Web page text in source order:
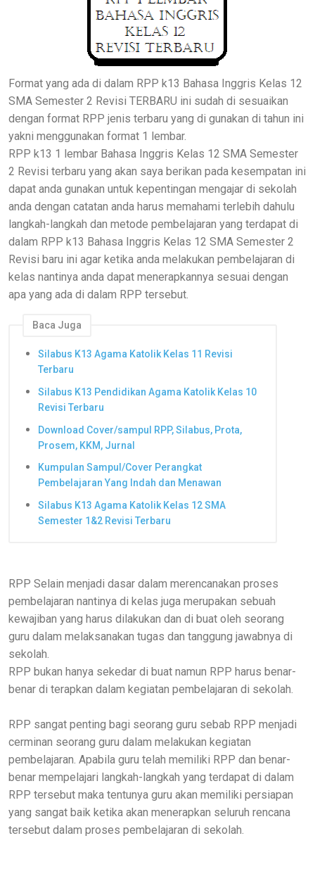
Format yang ada di dalam RPP k13 Bahasa Inggris Kelas 12
SMA Semester 2 Revisi TERBARU ini sudah di sesuaikan
dengan format RPP jenis terbaru yang di gunakan di tahun ini
yakni menggunakan format 1 lembar.
RPP k13 1 lembar Bahasa Inggris Kelas 12 SMA Semester
2 Revisi terbaru yang akan saya berikan pada kesempatan ini
dapat anda gunakan untuk kepentingan mengajar di sekolah
anda dengan catatan anda harus memahami terlebih dahulu
langkah-langkah dan metode pembelajaran yang terdapat di
dalam RPP k13 Bahasa Inggris Kelas 12 SMA Semester 2
Revisi baru ini agar ketika anda melakukan pembelajaran di
kelas nantinya anda dapat menerapkannya sesuai dengan
apa yang ada di dalam RPP tersebut.
Baca Juga
Silabus K13 Agama Katolik Kelas 11 Revisi
Terbaru
Silabus K13 Pendidikan Agama Katolik Kelas 10
Revisi Terbaru
Download Cover/sampul RPP, Silabus, Prota,
Prosem, KKM, Jurnal
Kumpulan Sampul/Cover Perangkat
Pembelajaran Yang Indah dan Menawan
Silabus K13 Agama Katolik Kelas 12 SMA
Semester 1&2 Revisi Terbaru
RPP Selain menjadi dasar dalam merencanakan proses
pembelajaran nantinya di kelas juga merupakan sebuah
kewajiban yang harus dilakukan dan di buat oleh seorang
guru dalam melaksanakan tugas dan tanggung jawabnya di
sekolah.
RPP bukan hanya sekedar di buat namun RPP harus benar-
benar di terapkan dalam kegiatan pembelajaran di sekolah.
RPP sangat penting bagi seorang guru sebab RPP menjadi
cerminan seorang guru dalam melakukan kegiatan
pembelajaran. Apabila guru telah memiliki RPP dan benar-
benar mempelajari langkah-langkah yang terdapat di dalam
RPP tersebut maka tentunya guru akan memiliki persiapan
yang sangat baik ketika akan menerapkan seluruh rencana
tersebut dalam proses pembelajaran di sekolah.